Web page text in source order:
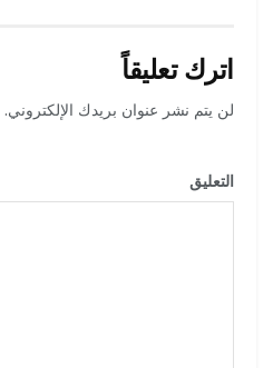
اترك تعليقاً
لن يتم نشر عنوان بريدك الإلكتروني.
التعليق